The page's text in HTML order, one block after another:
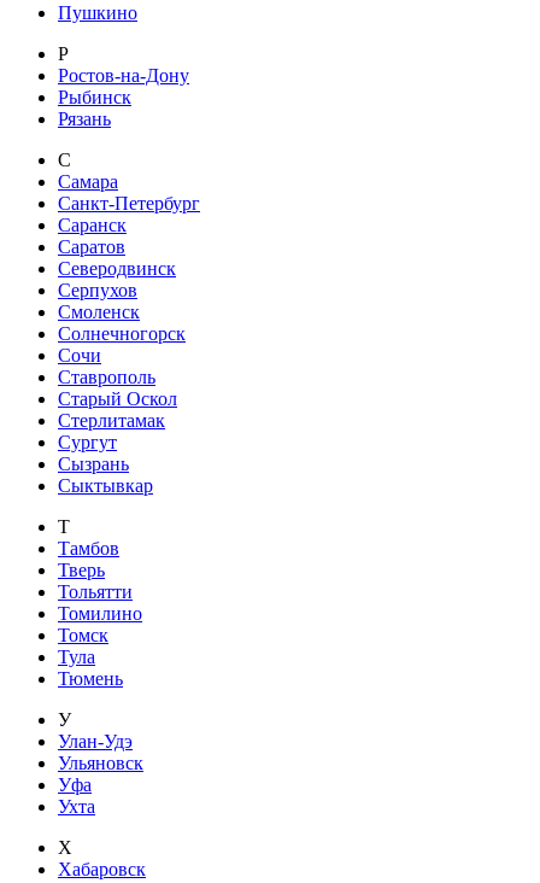
Пушкино
Р
Ростов-на-Дону
Рыбинск
Рязань
С
Самара
Санкт-Петербург
Саранск
Саратов
Северодвинск
Серпухов
Смоленск
Солнечногорск
Сочи
Ставрополь
Старый Оскол
Стерлитамак
Сургут
Сызрань
Сыктывкар
Т
Тамбов
Тверь
Тольятти
Томилино
Томск
Тула
Тюмень
У
Улан-Удэ
Ульяновск
Уфа
Ухта
Х
Хабаровск